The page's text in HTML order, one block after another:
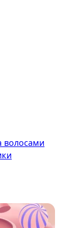
волосами